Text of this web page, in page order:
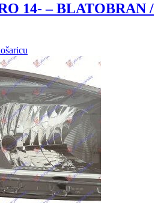
14- – BLATOBRAN /